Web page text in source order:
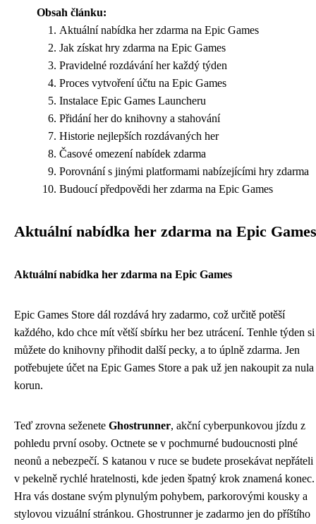
Obsah článku:
Aktuální nabídka her zdarma na Epic Games
Jak získat hry zdarma na Epic Games
Pravidelné rozdávání her každý týden
Proces vytvoření účtu na Epic Games
Instalace Epic Games Launcheru
Přidání her do knihovny a stahování
Historie nejlepších rozdávaných her
Časové omezení nabídek zdarma
Porovnání s jinými platformami nabízejícími hry zdarma
Budoucí předpovědi her zdarma na Epic Games
Aktuální nabídka her zdarma na Epic Games
Aktuální nabídka her zdarma na Epic Games
Epic Games Store dál rozdává hry zadarmo, což určitě potěší
každého, kdo chce mít větší sbírku her bez utrácení. Tenhle týden si
můžete do knihovny přihodit další pecky, a to úplně zdarma. Jen
potřebujete účet na Epic Games Store a pak už jen nakoupit za nula
korun.
Teď zrovna seženete Ghostrunner, akční cyberpunkovou jízdu z
pohledu první osoby. Octnete se v pochmurné budoucnosti plné
neonů a nebezpečí. S katanou v ruce se budete prosekávat nepřáteli
v pekelně rychlé hratelnosti, kde jeden špatný krok znamená konec.
Hra vás dostane svým plynulým pohybem, parkorovými kousky a
stylovou vizuální stránkou. Ghostrunner je zadarmo jen do příštího